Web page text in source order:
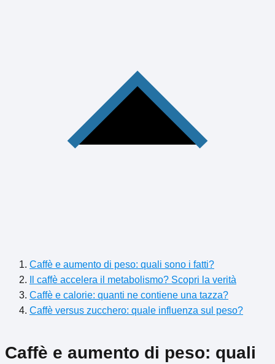
Caffè e aumento di peso: quali sono i fatti?
Il caffè accelera il metabolismo? Scopri la verità
Caffè e calorie: quanti ne contiene una tazza?
Caffè versus zucchero: quale influenza sul peso?
Caffè e aumento di peso: quali